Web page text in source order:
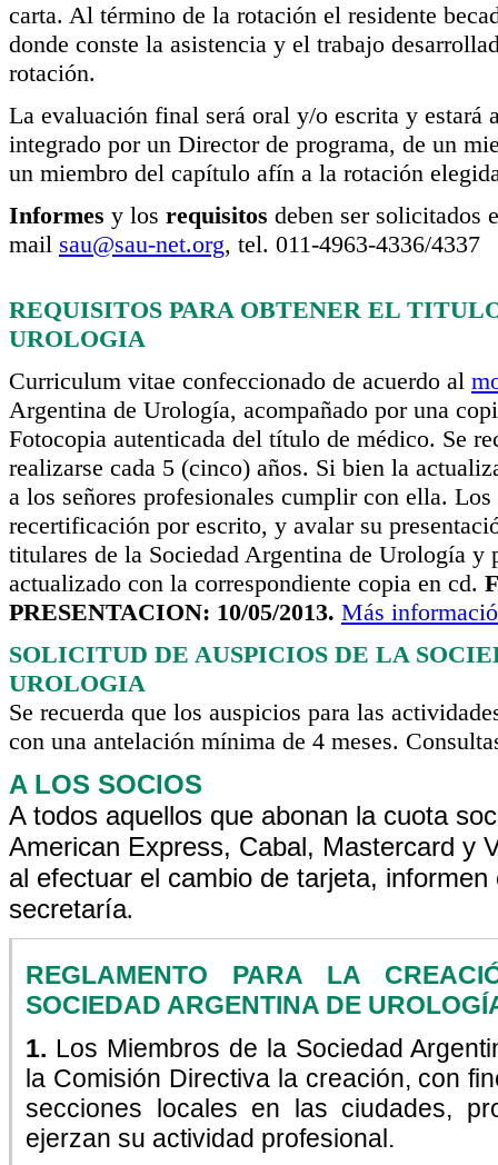
carta. Al término de la rotación el residente
donde conste la asistencia y el trabajo
rotación.
La evaluación final será oral y/o escrita y estará
integrado por un Director de programa, de un
un miembro del capítulo afín a la rotación
Informes y los requisitos deben ser solicitados
mail sau@sau-net.org, tel. 011-4963-4336/4337
REQUISITOS PARA OBTENER EL
UROLOGIA
Curriculum vitae confeccionado de acuerdo al
Argentina de Urología, acompañado por una
Fotocopia autenticada del título de médico. Se
realizarse cada 5 (cinco) años. Si bien la
a los señores profesionales cumplir con ella.
recertificación por escrito, y avalar su
titulares de la Sociedad Argentina de Urología y
actualizado con la correspondiente copia en cd.
PRESENTACION: 10/05/2013. Más
SOLICITUD DE AUSPICIOS DE LA
UROLOGIA
Se recuerda que los auspicios para las
con una antelación mínima de 4 meses.
A LOS SOCIOS
A todos aquellos que abonan la cuota
American Express, Cabal, Mastercard y
al efectuar el cambio de tarjeta,
secretaría.
REGLAMENTO PARA LA
SOCIEDAD ARGENTINA DE
1. Los Miembros de la Sociedad
la Comisión Directiva la creación, con
secciones locales en las ciudades,
ejerzan su actividad profesional.